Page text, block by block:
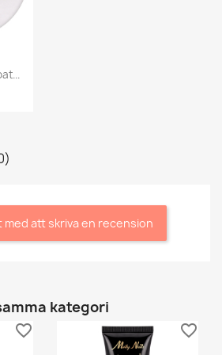
med att skriva en recension
kategori
favorite_border favorite_border